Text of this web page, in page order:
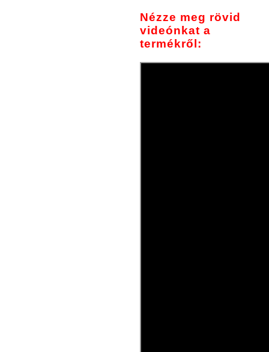
Nézze meg rövid
videónkat a
termékről: